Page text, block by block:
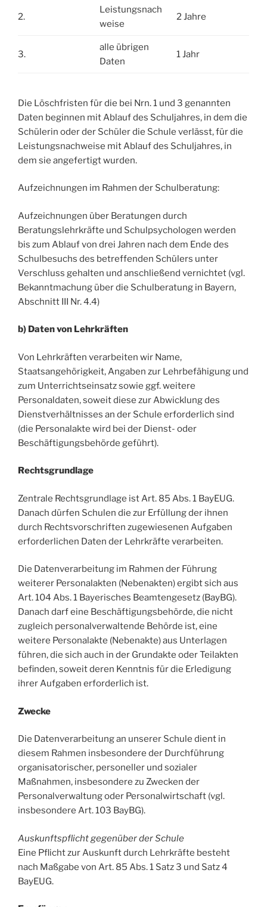
2.
Leistungsnach
weise
2 Jahre
3.
alle übrigen
Daten
1 Jahr
Die Löschfristen für die bei Nrn. 1 und 3 genannten
Daten beginnen mit Ablauf des Schuljahres, in dem die
Schülerin oder der Schüler die Schule verlässt, für die
Leistungsnachweise mit Ablauf des Schuljahres, in
dem sie angefertigt wurden.
Aufzeichnungen im Rahmen der Schulberatung:
Aufzeichnungen über Beratungen durch
Beratungslehrkräfte und Schulpsychologen werden
bis zum Ablauf von drei Jahren nach dem Ende des
Schulbesuchs des betreffenden Schülers unter
Verschluss gehalten und anschließend vernichtet (vgl.
Bekanntmachung über die Schulberatung in Bayern,
Abschnitt III Nr. 4.4)
b) Daten von Lehrkräften
Von Lehrkräften verarbeiten wir Name,
Staatsangehörigkeit, Angaben zur Lehrbefähigung und
zum Unterrichtseinsatz sowie ggf. weitere
Personaldaten, soweit diese zur Abwicklung des
Dienstverhältnisses an der Schule erforderlich sind
(die Personalakte wird bei der Dienst- oder
Beschäftigungsbehörde geführt).
Rechtsgrundlage
Zentrale Rechtsgrundlage ist Art. 85 Abs. 1 BayEUG.
Danach dürfen Schulen die zur Erfüllung der ihnen
durch Rechtsvorschriften zugewiesenen Aufgaben
erforderlichen Daten der Lehrkräfte verarbeiten.
Die Datenverarbeitung im Rahmen der Führung
weiterer Personalakten (Nebenakten) ergibt sich aus
Art. 104 Abs. 1 Bayerisches Beamtengesetz (BayBG).
Danach darf eine Beschäftigungsbehörde, die nicht
zugleich personalverwaltende Behörde ist, eine
weitere Personalakte (Nebenakte) aus Unterlagen
führen, die sich auch in der Grundakte oder Teilakten
befinden, soweit deren Kenntnis für die Erledigung
ihrer Aufgaben erforderlich ist.
Zwecke
Die Datenverarbeitung an unserer Schule dient in
diesem Rahmen insbesondere der Durchführung
organisatorischer, personeller und sozialer
Maßnahmen, insbesondere zu Zwecken der
Personalverwaltung oder Personalwirtschaft (vgl.
insbesondere Art. 103 BayBG).
Auskunftspflicht gegenüber der Schule
Eine Pflicht zur Auskunft durch Lehrkräfte besteht
nach Maßgabe von Art. 85 Abs. 1 Satz 3 und Satz 4
BayEUG.